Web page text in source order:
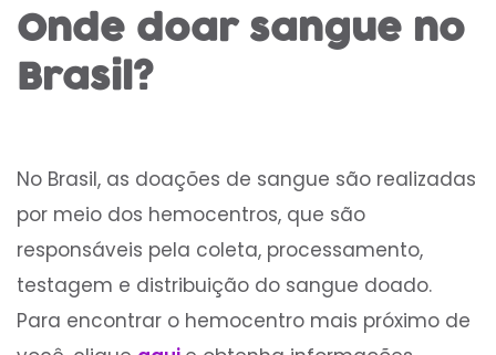
Onde doar sangue no
Brasil?
No Brasil, as doações de sangue são realizadas
por meio dos hemocentros, que são
responsáveis pela coleta, processamento,
testagem e distribuição do sangue doado.
Para encontrar o hemocentro mais próximo de